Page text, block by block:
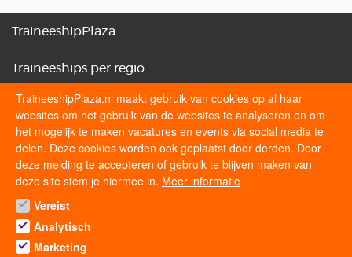
TraineeshipPlaza
Traineeships per regio
Traineeships categorieën
Sollicitatietips
TraineeshipPlaza.nl maakt gebruik van cookies op al haar
websites om het gebruik van de websites te analyseren en om
het mogelijk te maken vacatures en events via social media te
delen. Deze cookies worden ook geplaatst door derden. Door
deze melding te accepteren of gebruik te blijven maken van
deze site stem je hiermee in. Meer informatie
Vereist
Analytisch
Marketing